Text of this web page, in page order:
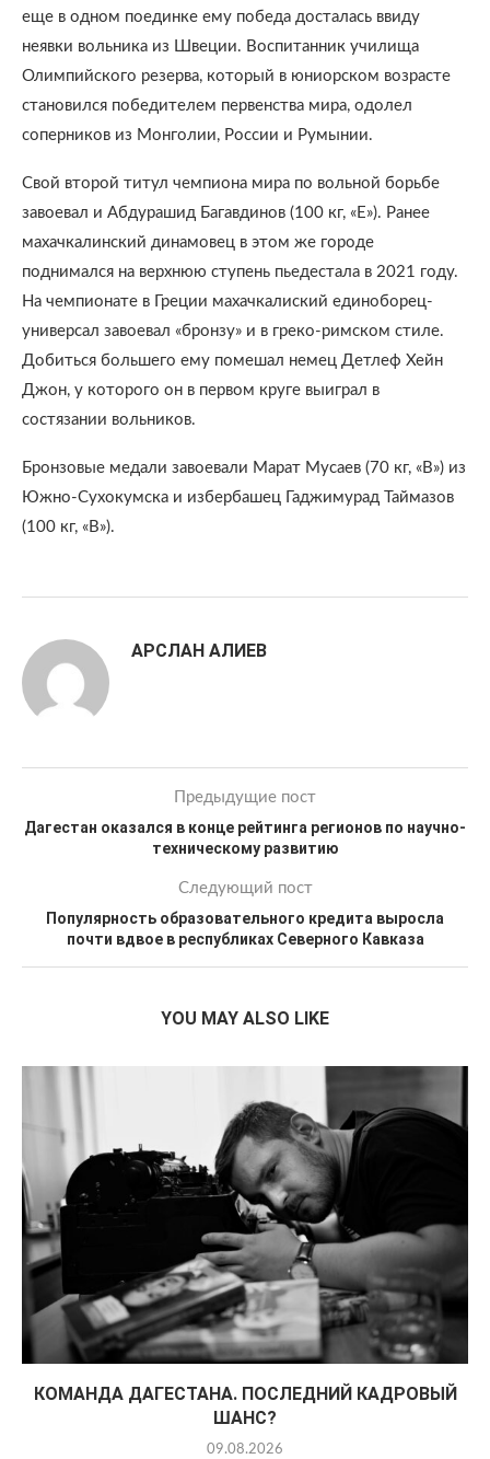
еще в одном поединке ему победа досталась ввиду
неявки вольника из Швеции. Воспитанник училища
Олимпийского резерва, который в юниорском возрасте
становился победителем первенства мира, одолел
соперников из Монголии, России и Румынии.
Свой второй титул чемпиона мира по вольной борьбе
завоевал и Абдурашид Багавдинов (100 кг, «Е»). Ранее
махачкалинский динамовец в этом же городе
поднимался на верхнюю ступень пьедестала в 2021 году.
На чемпионате в Греции махачкалиский единоборец-
универсал завоевал «бронзу» и в греко-римском стиле.
Добиться большего ему помешал немец Детлеф Хейн
Джон, у которого он в первом круге выиграл в
состязании вольников.
Бронзовые медали завоевали Марат Мусаев (70 кг, «В») из
Южно-Сухокумска и избербашец Гаджимурад Таймазов
(100 кг, «В»).
АРСЛАН АЛИЕВ
Предыдущие пост
Дагестан оказался в конце рейтинга регионов по научно-
техническому развитию
Следующий пост
Популярность образовательного кредита выросла
почти вдвое в республиках Северного Кавказа
YOU MAY ALSO LIKE
КОМАНДА ДАГЕСТАНА. ПОСЛЕДНИЙ КАДРОВЫЙ
ШАНС?
09.08.2026